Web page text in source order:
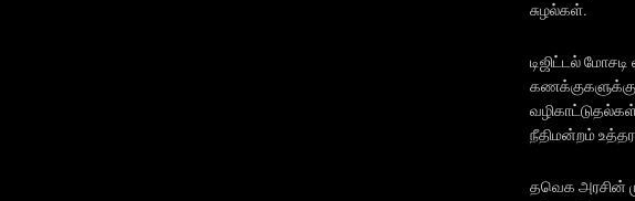
சுழல்கள்.
டிஜிட்டல்
கணக்குகளுக்கு
நீதிமன்றம்
தவெக அரசின்